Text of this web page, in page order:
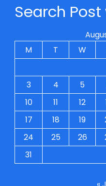
Search
M
T W
3
4 5
10
11 12
17
18 19
24
25 26
31